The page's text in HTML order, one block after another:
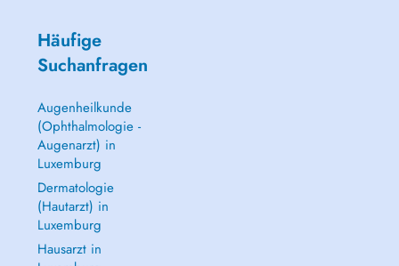
Häufige
Suchanfragen
Augenheilkunde
(Ophthalmologie -
Augenarzt) in
Luxemburg
Dermatologie
(Hautarzt) in
Luxemburg
Hausarzt in